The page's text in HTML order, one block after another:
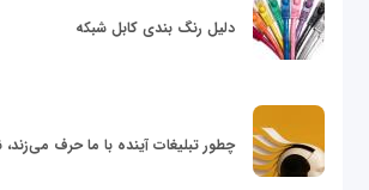
دلیل رنگ بندی کابل شبکه
چطور تبلیغات آینده با ما حرف می‌زند،